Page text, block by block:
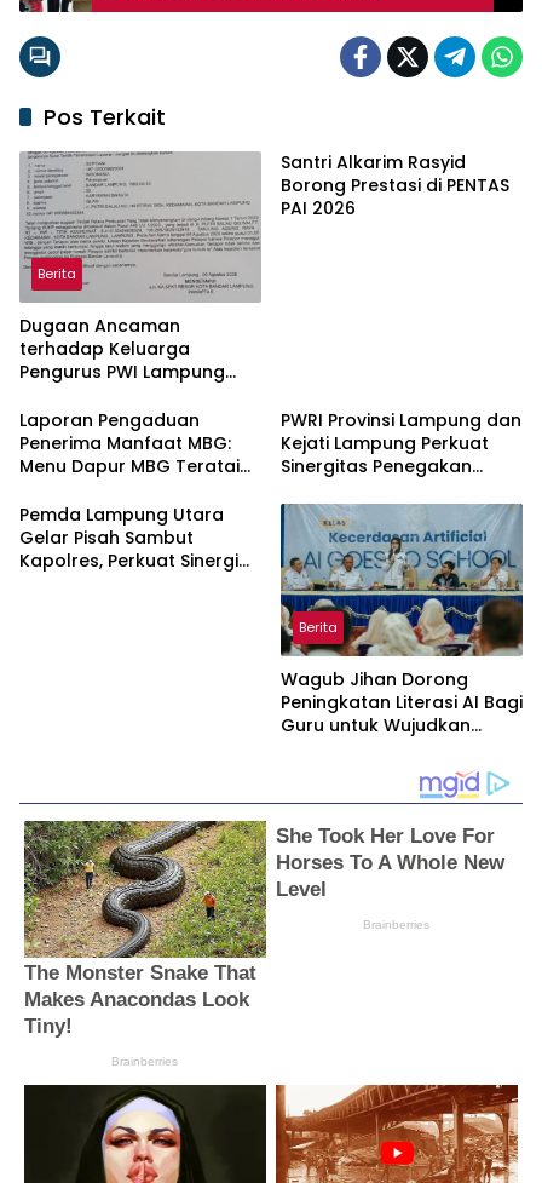
Pos Terkait
Berita
Dugaan Ancaman
terhadap Keluarga
Pengurus PWI Lampung
Jurnalis
Santri Alkarim Rasyid
Borong Prestasi di PENTAS
PAI 2026
Laporan Pengaduan
Penerima Manfaat MBG:
Menu Dapur MBG Teratai
Masyarakat Minta Satgas
Lakukan Investigasi
PWRI Provinsi Lampung dan
Kejati Lampung Perkuat
Sinergitas Penegakan
Pemda Lampung Utara
Gelar Pisah Sambut
Kapolres, Perkuat Sinergi
Berita
Wagub Jihan Dorong
Peningkatan Literasi AI Bagi
Guru untuk Wujudkan